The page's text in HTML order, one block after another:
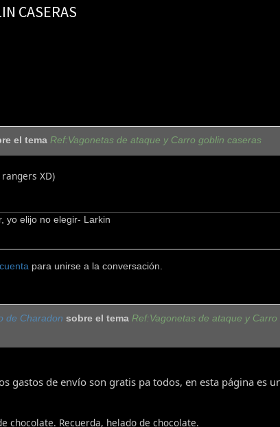
CASERAS
el tema Ref:Vagonetas de ataque y Carro goblin caseras
XD)
yo elijo no elegir- Larkin
para unirse a la conversación.
de Charadon sobre el tema Ref:Vagonetas de ataque y Carro
gastos de envío son gratis pa todos, en esta página es
chocolate. Recuerda, helado de chocolate.